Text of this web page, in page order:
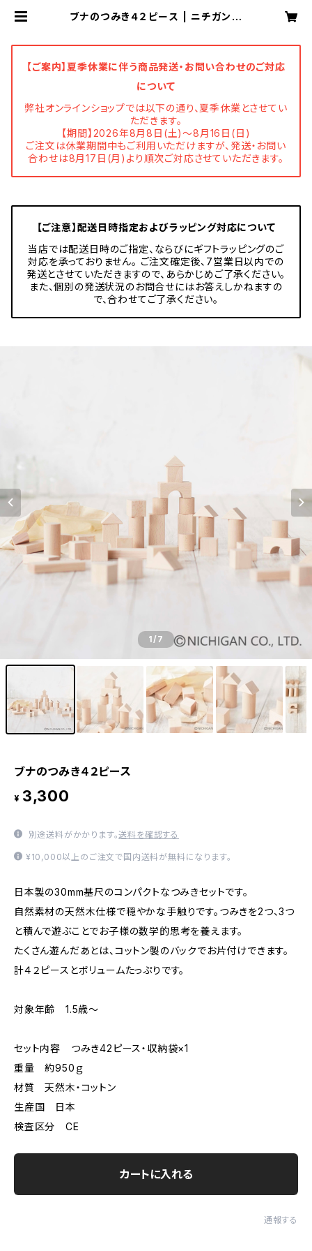
ブナのつみき４２ピース | ニチガン
【ご案内】夏季休業に伴う商品発送・お問い合わせのご対応
について
弊社オンラインショップでは以下の通り、夏季休業とさせてい
ただきます。
【期間】2026年8月8日(土)～8月16日(日)
ご注文は休業期間中もご利用いただけますが、発送・お問い
合わせは8月17日(月)より順次ご対応させていただきます。
【ご注意】配送日時指定およびラッピング対応について
当店では配送日時のご指定、ならびにギフトラッピングのご
対応を承っておりません。 ご注文確定後、7営業日以内での
発送とさせていただきますので、あらかじめご了承ください。
また、個別の発送状況のお問合せにはお答えしかねますの
で、合わせてご了承ください。
1/7
ブナのつみき４２ピース
¥ 3,300
別途送料がかかります。送料を確認する
¥10,000以上のご注文で国内送料が無料になります。
日本製の30mm基尺のコンパクトなつみきセットです。
自然素材の天然木仕様で穏やかな手触りです。つみきを2つ、3つ
と積んで遊ぶことでお子様の数学的思考を養えます。
たくさん遊んだあとは、コットン製のバックでお片付けできます。
計４２ピースとボリュームたっぷりです。
対象年齢 1.5歳〜
セット内容 つみき42ピース・収納袋×1
重量 約950ｇ
材質 天然木・コットン
生産国 日本
検査区分 CE
カートに入れる
通報する